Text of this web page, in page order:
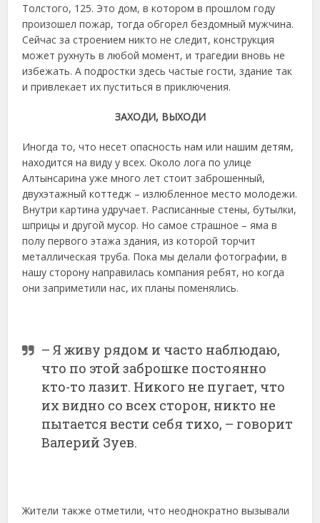
Толстого, 125. Это дом, в котором в прошлом году
произошел пожар, тогда обгорел бездомный мужчина.
Сейчас за строением никто не следит, конструкция
может рухнуть в любой момент, и трагедии вновь не
избежать. А подростки здесь частые гости, здание так
и привлекает их пуститься в приключения.
ЗАХОДИ, ВЫХОДИ
Иногда то, что несет опасность нам или нашим детям,
находится на виду у всех. Около лога по улице
Алтынсарина уже много лет стоит заброшенный,
двухэтажный коттедж – излюбленное место молодежи.
Внутри картина удручает. Расписанные стены, бутылки,
шприцы и другой мусор. Но самое страшное – яма в
полу первого этажа здания, из которой торчит
металлическая труба. Пока мы делали фотографии, в
нашу сторону направилась компания ребят, но когда
они заприметили нас, их планы поменялись.
– Я живу рядом и часто наблюдаю,
что по этой заброшке постоянно
кто-то лазит. Никого не пугает, что
их видно со всех сторон, никто не
пытается вести себя тихо, – говорит
Валерий Зуев.
Жители также отметили, что неоднократно вызывали